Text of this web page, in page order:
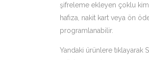
şifreleme ekleyen çoklu
hafıza, nakit kart veya ön
programlanabilir.
Yandaki ürünlere tıklayarak